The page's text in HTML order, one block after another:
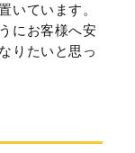
いています。
にお客様へ安
りたいと思っ